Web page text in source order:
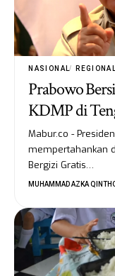
NASIONAL REGIONAL
Prabowo
KDMP di
Mabur.co -
mempertahankan
Bergizi Gratis…
MUHAMMAD AZKA